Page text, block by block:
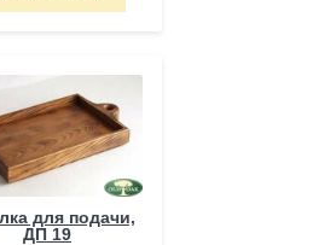
для подачи,
ДП 19